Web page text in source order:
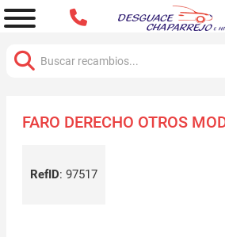
FARO DERECHO OTROS
RefID: 97517